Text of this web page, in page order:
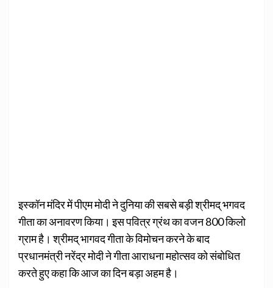
इस्कॉन मंदिर में पीएम मोदी ने दुनिया की सबसे बड़ी श्रीमद् भगवद
गीता का अनावरण किया। इस पवित्र ग्रंथ का वजन 800 किलो
ग्राम है। श्रीमद् भागवद गीता के विमोचन करने के बाद
प्रधानमंत्री नरेंद्र मोदी ने गीता आराधना महोत्सव को संबोधित
करते हुए कहा कि आज का दिन बड़ा अहम है।